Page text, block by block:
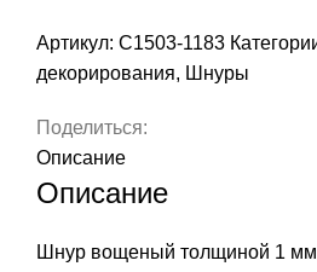
синий,
арт.
1183
Артикул: С1503-1183
декорирования, Шнуры
Поделиться:
Описание
Описание
Шнур вощеный толщиной 1 мм